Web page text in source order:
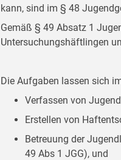
kann, sind im § 48
Gemäß § 49 Absatz 1
Untersuchungshäftlingen
Die Aufgaben lassen sich
Verfassen von
Erstellen von
Betreuung der
49 Abs 1 JGG), und